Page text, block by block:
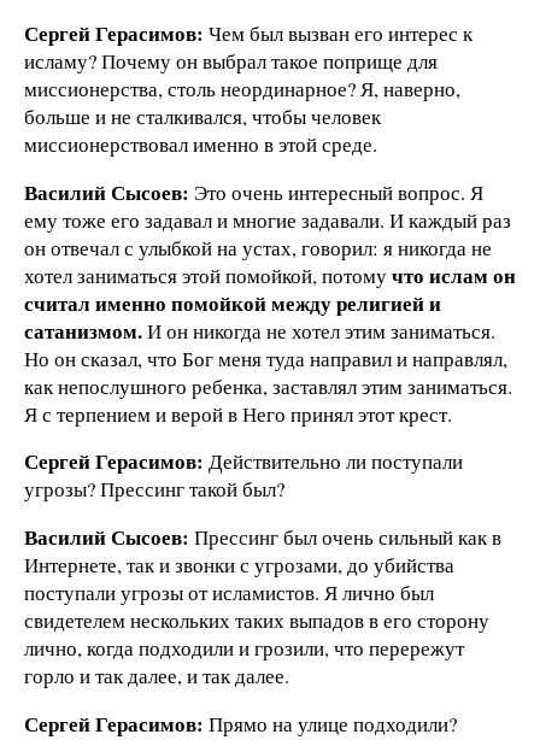
Сергей Герасимов: Чем был вызван его интерес к
исламу? Почему он выбрал такое поприще для
миссионерства, столь неординарное? Я, наверно,
больше и не сталкивался, чтобы человек
миссионерствовал именно в этой среде.
Василий Сысоев: Это очень интересный вопрос. Я
ему тоже его задавал и многие задавали. И каждый раз
он отвечал с улыбкой на устах, говорил: я никогда не
хотел заниматься этой помойкой, потомучто ислам он
считал именно помойкой между религией и
сатанизмом.И он никогда не хотел этим заниматься.
Но он сказал, что Бог меня туда направил и направлял,
как непослушного ребенка, заставлял этим заниматься.
Я с терпением и верой в Него принял этот крест.
Сергей Герасимов: Действительно ли поступали
угрозы? Прессинг такой был?
Василий Сысоев: Прессинг был очень сильный как в
Интернете, так и звонки с угрозами, до убийства
поступали угрозы от исламистов. Я лично был
свидетелем нескольких таких выпадов в его сторону
лично, когда подходили и грозили, что перережут
горло и так далее, и так далее.
Сергей Герасимов: Прямо на улице подходили?